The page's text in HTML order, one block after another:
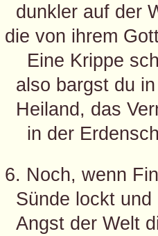
dunkler auf der
die von ihrem
Eine Krippe
also bargst du
Heiland, das
in der
6. Noch, wenn
Sünde lockt
Angst der Welt